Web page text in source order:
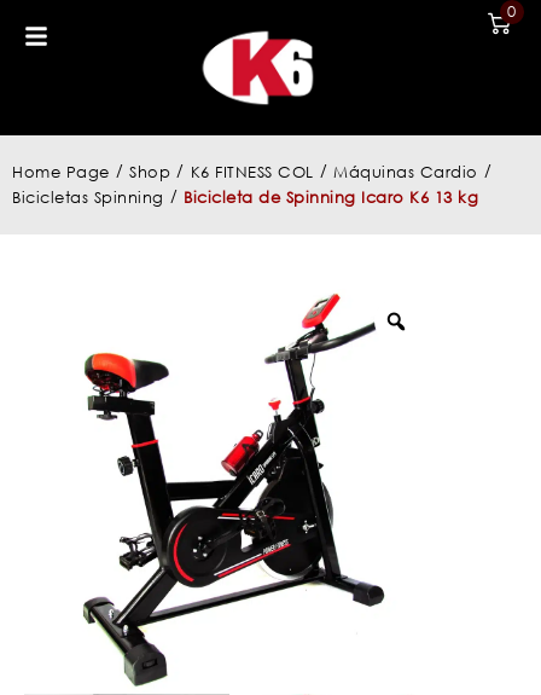
0
Home Page / Shop / K6 FITNESS COL / Máquinas Cardio /
Bicicletas Spinning / Bicicleta de Spinning Icaro K6 13 kg